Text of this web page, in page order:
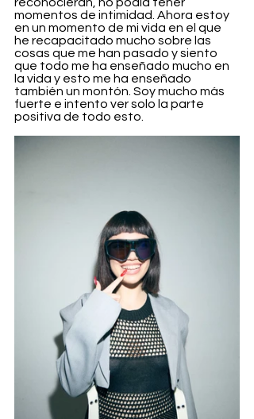
momentos de intimidad. Ahora estoy
en un momento de mi vida en el que
he recapacitado mucho sobre las
cosas que me han pasado y siento
que todo me ha enseñado mucho en
la vida y esto me ha enseñado
también un montón. Soy mucho más
fuerte e intento ver solo la parte
positiva de todo esto.